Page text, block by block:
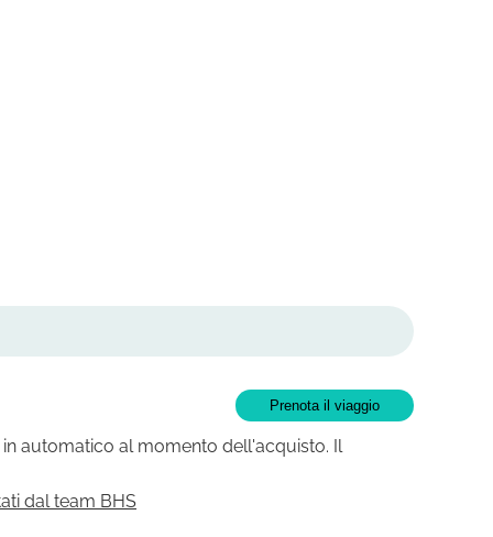
Prenota il viaggio
automatico al momento dell'acquisto. Il
dal team BHS